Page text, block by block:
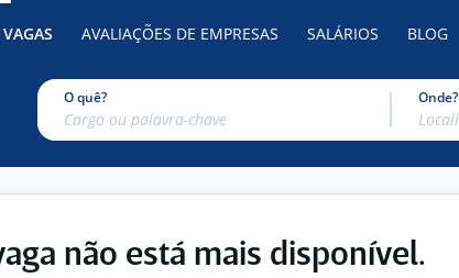
AVALIAÇÕES DE EMPRESAS SALÁRIOS BLOG
O quê? Onde?
não está mais disponível.